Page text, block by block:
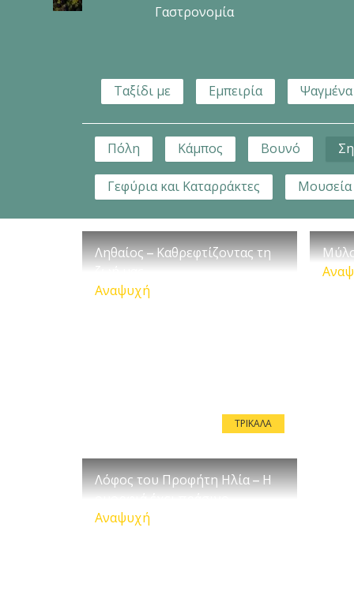
Γαστρονομία
Ταξίδι με Εμπειρία Ψαγμένα
Πόλη Κάμπος Βουνό
Γεφύρια και Καταρράκτες Μουσεία
Ληθαίος – Καθρεφτίζοντας τη
Αναψυχή
ΤΡΊΚΑΛΑ
Λόφος του Προφήτη Ηλία – Η
Αναψυχή